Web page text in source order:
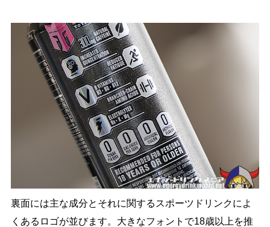
裏面には主な成分とそれに関するスポーツドリンクによ
くあるロゴが並びます。大きなフォントで18歳以上を推